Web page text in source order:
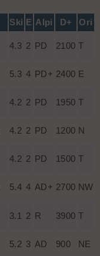
Ski E Alpi D+ Ori
4.3 2 PD 2100 T
5.3 4 PD+ 2400 E
4.2 2 PD 1950 T
4.2 2 PD 1200 N
4.2 2 PD 1500 T
5.4 4 AD+ 2700 NW
3.1 2 R 3900 T
5.2 3 AD 900 NE